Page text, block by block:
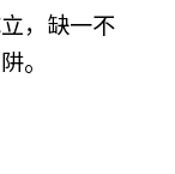
，缺一不
。